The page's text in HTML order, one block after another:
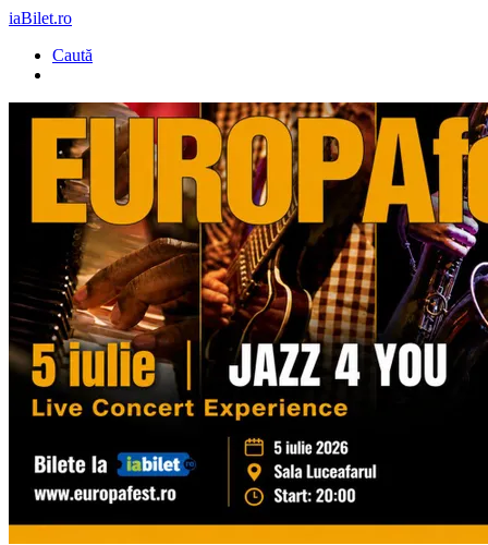
iaBilet.ro
Caută